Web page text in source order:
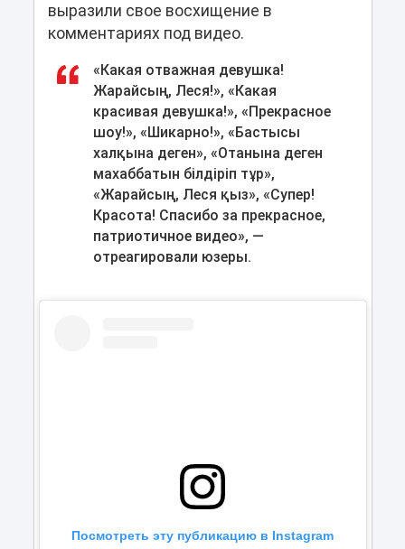
выразили свое восхищение в
комментариях под видео.
«Какая отважная девушка!
Жарайсың, Леся!», «Какая
красивая девушка!», «Прекрасное
шоу!», «Шикарно!», «Бастысы
халқына деген», «Отанына деген
махаббатын білдіріп тұр»,
«Жарайсың, Леся қыз», «Супер!
Красота! Спасибо за прекрасное,
патриотичное видео», —
отреагировали юзеры.
Посмотреть эту публикацию в Instagram